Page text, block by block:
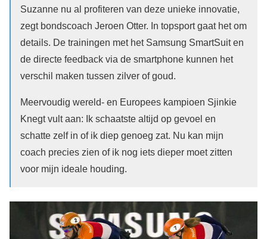
Suzanne nu al profiteren van deze unieke innovatie,
zegt bondscoach Jeroen Otter. In topsport gaat het om
details. De trainingen met het Samsung SmartSuit en
de directe feedback via de smartphone kunnen het
verschil maken tussen zilver of goud.
Meervoudig wereld- en Europees kampioen Sjinkie
Knegt vult aan: Ik schaatste altijd op gevoel en
schatte zelf in of ik diep genoeg zat. Nu kan mijn
coach precies zien of ik nog iets dieper moet zitten
voor mijn ideale houding.